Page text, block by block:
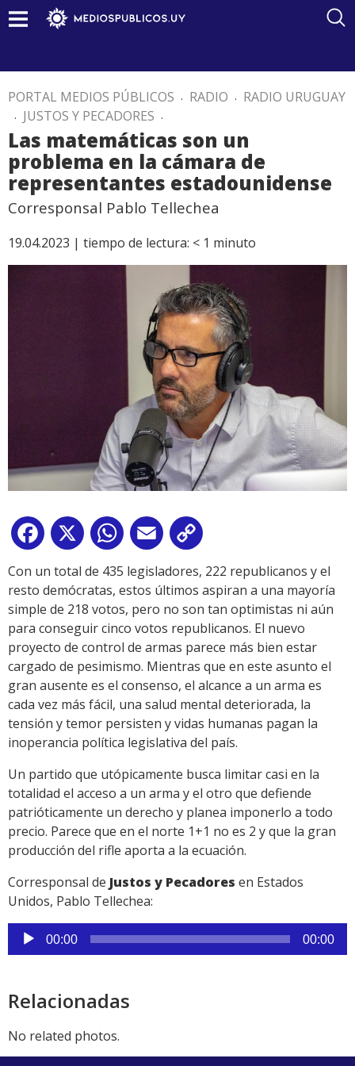
PORTAL MEDIOS PÚBLICOS . RADIO . RADIO URUGUAY
. JUSTOS Y PECADORES .
Las matemáticas son un
problema en la cámara de
representantes estadounidense
Corresponsal Pablo Tellechea
19.04.2023 | tiempo de lectura: < 1 minuto
Facebook
X WhatsApp
Email
Link
Con un total de 435 legisladores, 222 republicanos y el
resto demócratas, estos últimos aspiran a una mayoría
simple de 218 votos, pero no son tan optimistas ni aún
para conseguir cinco votos republicanos. El nuevo
proyecto de control de armas parece más bien estar
cargado de pesimismo. Mientras que en este asunto el
gran ausente es el consenso, el alcance a un arma es
cada vez más fácil, una salud mental deteriorada, la
tensión y temor persisten y vidas humanas pagan la
inoperancia política legislativa del país.
Un partido que utópicamente busca limitar casi en la
totalidad el acceso a un arma y el otro que defiende
patrióticamente un derecho y planea imponerlo a todo
precio. Parece que en el norte 1+1 no es 2 y que la gran
producción del rifle aporta a la ecuación.
Corresponsal de Justos y Pecadores en Estados
Unidos, Pablo Tellechea:
Reproductor
de
00:00 00:00
Relacionadas
No related photos.